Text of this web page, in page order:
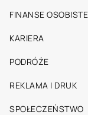
FINANSE OSOBISTE
KARIERA
PODRÓŻE
REKLAMA I DRUK
SPOŁECZEŃSTWO